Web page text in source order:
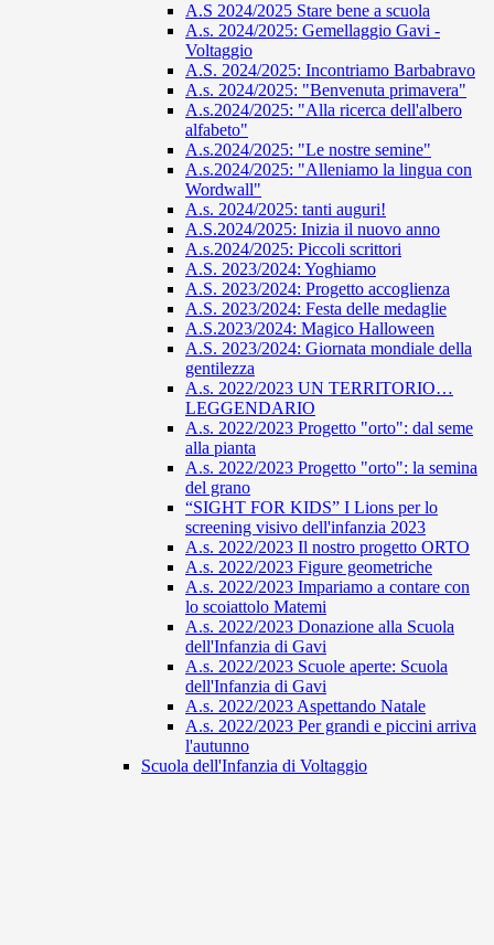
A.S 2024/2025 Stare bene a scuola
A.s. 2024/2025: Gemellaggio Gavi -
Voltaggio
A.S. 2024/2025: Incontriamo Barbabravo
A.s. 2024/2025: "Benvenuta primavera"
A.s.2024/2025: "Alla ricerca dell'albero
alfabeto"
A.s.2024/2025: "Le nostre semine"
A.s.2024/2025: "Alleniamo la lingua con
Wordwall"
A.s. 2024/2025: tanti auguri!
A.S.2024/2025: Inizia il nuovo anno
A.s.2024/2025: Piccoli scrittori
A.S. 2023/2024: Yoghiamo
A.S. 2023/2024: Progetto accoglienza
A.S. 2023/2024: Festa delle medaglie
A.S.2023/2024: Magico Halloween
A.S. 2023/2024: Giornata mondiale della
gentilezza
A.s. 2022/2023 UN TERRITORIO…
LEGGENDARIO
A.s. 2022/2023 Progetto "orto": dal seme
alla pianta
A.s. 2022/2023 Progetto "orto": la semina
del grano
“SIGHT FOR KIDS” I Lions per lo
screening visivo dell'infanzia 2023
A.s. 2022/2023 Il nostro progetto ORTO
A.s. 2022/2023 Figure geometriche
A.s. 2022/2023 Impariamo a contare con
lo scoiattolo Matemi
A.s. 2022/2023 Donazione alla Scuola
dell'Infanzia di Gavi
A.s. 2022/2023 Scuole aperte: Scuola
dell'Infanzia di Gavi
A.s. 2022/2023 Aspettando Natale
A.s. 2022/2023 Per grandi e piccini arriva
l'autunno
Scuola dell'Infanzia di Voltaggio